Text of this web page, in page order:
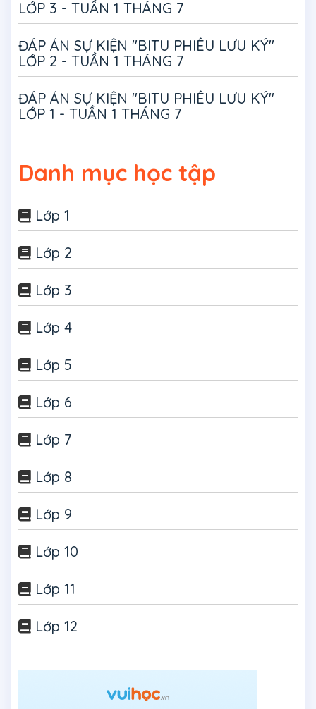
LỚP 3 - TUẦN 1 THÁNG 7
ĐÁP ÁN SỰ KIỆN "BITU PHIÊU LƯU KÝ"
LỚP 2 - TUẦN 1 THÁNG 7
ĐÁP ÁN SỰ KIỆN "BITU PHIÊU LƯU KÝ"
LỚP 1 - TUẦN 1 THÁNG 7
Danh mục học tập
Lớp 1
Lớp 2
Lớp 3
Lớp 4
Lớp 5
Lớp 6
Lớp 7
Lớp 8
Lớp 9
Lớp 10
Lớp 11
Lớp 12